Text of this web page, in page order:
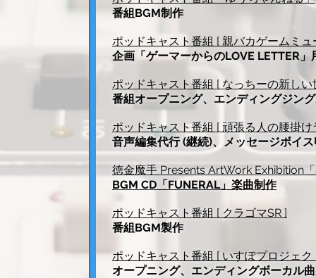
番組BGM制作
ポッドキャスト番組 [ 親バカゲームミュ
企画「ゲーマーからのLOVE LETTER」
ポッドキャスト番組 [ なっちーの新しい
番組オープニング、エンディングジン
ポッドキャスト番組 [ 頑張る人の腰掛け
音声編集代行 (継続)、メッセージボイ
徳金魔手 Presents ArtWork Exhibition
BGM CD「FUNERAL」楽曲制作
ポッドキャスト番組 [ クラゴマSR ]
番組BGM製作
ポッドキャスト番組 [ いすぽプロジェク
オープニング、エンディングボーカル